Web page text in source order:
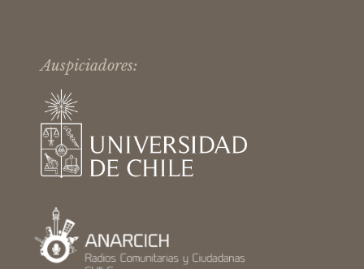
Auspiciadores: